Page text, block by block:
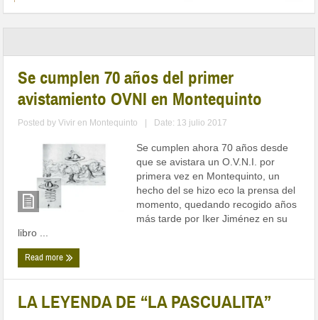
Se cumplen 70 años del primer
avistamiento OVNI en Montequinto
Posted byVivir en Montequinto Date: 13 julio 2017
Se cumplen ahora 70 años desde
que se avistara un O.V.N.I. por
primera vez en Montequinto, un
hecho del se hizo eco la prensa del
momento, quedando recogido años
más tarde por Iker Jiménez en su
libro ...
Read more
LA LEYENDA DE “LA PASCUALITA”